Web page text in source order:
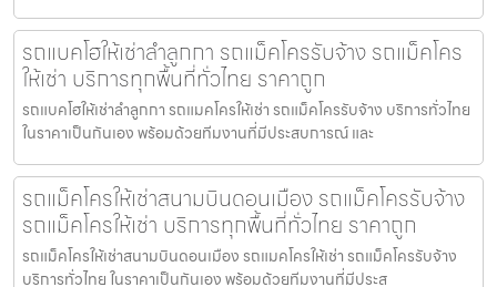
รถแบคโฮให้เช่าลำลูกกา รถแม็คโครรับจ้าง รถแม็คโคร
ให้เช่า บริการทุกพื้นที่ทั่วไทย ราคาถูก
รถแบคโฮให้เช่าลำลูกกา รถแมคโครให้เช่า รถแม็คโครรับจ้าง บริการทั่วไทย
ในราคาเป็นกันเอง พร้อมด้วยทีมงานที่มีประสบการณ์ และ
รถแม็คโครให้เช่าสนามบินดอนเมือง รถแม็คโครรับจ้าง
รถแม็คโครให้เช่า บริการทุกพื้นที่ทั่วไทย ราคาถูก
รถแม็คโครให้เช่าสนามบินดอนเมือง รถแมคโครให้เช่า รถแม็คโครรับจ้าง
บริการทั่วไทย ในราคาเป็นกันเอง พร้อมด้วยทีมงานที่มีประส